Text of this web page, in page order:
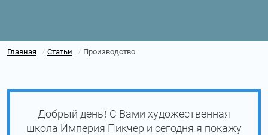
Главная / Статьи / Производство
Добрый день! С Вами художественная
школа Империя Пикчер и сегодня я покажу